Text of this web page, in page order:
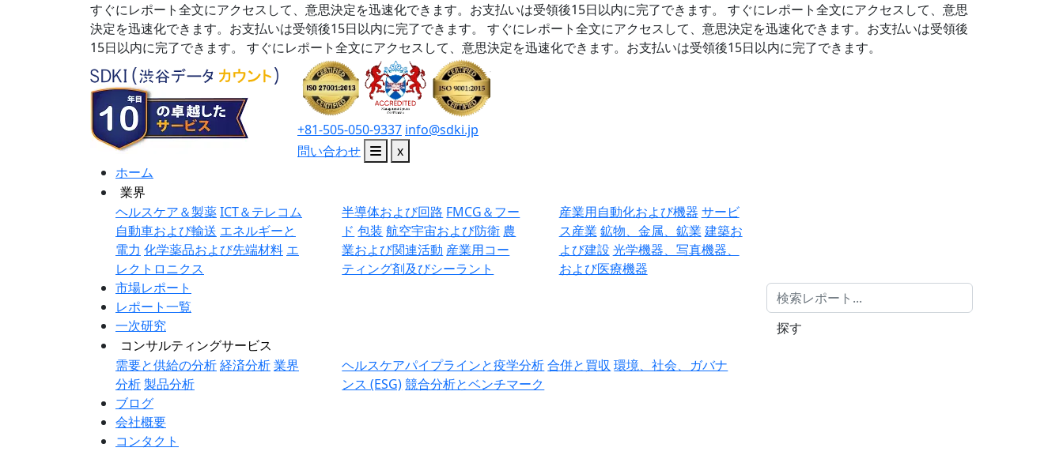
すぐにレポート全文にアクセスして、意思決定を迅速化できます。お支払いは受領後15日以内に完了できます。
すぐにレポート全文にアクセスして、意思
決定を迅速化できます。お支払いは受領後15日以内に完了できます。
すぐにレポート全文にアクセスして、意思決定を迅速化できます。お支払いは受領後
15日以内に完了できます。
すぐにレポート全文にアクセスして、意思決定を迅速化できます。お支払いは受領後15日以内に完了できます。
+81-505-050-9337 info@sdki.jp
問い合わせ
x
ホーム
業界
ヘルスケア＆製薬ICT＆テレコム
自動車および輸送 エネルギーと
電力 化学薬品および先端材料 エ
レクトロニクス
半導体および回路 FMCG＆フー
ド 包装 航空宇宙および防衛 農
業および関連活動 産業用コー
ティング剤及びシーラント
産業用自動化および機器 サービ
ス産業 鉱物、金属、鉱業 建築お
よび建設 光学機器、写真機器、
および医療機器
市場レポート
レポート一覧
一次研究
コンサルティングサービス
需要と供給の分析経済分析業界
分析製品分析
ヘルスケアパイプラインと疫学分析合併と買収 環境、社会、ガバナ
ンス (ESG)競合分析とベンチマーク
ブログ
会社概要
コンタクト
探す